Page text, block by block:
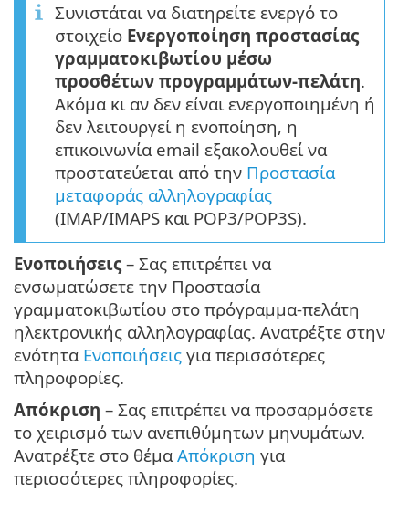
Συνιστάται να διατηρείτε ενεργό το
στοιχείο Ενεργοποίηση προστασίας
γραμματοκιβωτίου μέσω
προσθέτων προγραμμάτων-πελάτη.
Ακόμα κι αν δεν είναι ενεργοποιημένη ή
δεν λειτουργεί η ενοποίηση, η
επικοινωνία email εξακολουθεί να
προστατεύεται από την Προστασία
μεταφοράς αλληλογραφίας
(IMAP/IMAPS και POP3/POP3S).
Ενοποιήσεις – Σας επιτρέπει να
ενσωματώσετε την Προστασία
γραμματοκιβωτίου στο πρόγραμμα-πελάτη
ηλεκτρονικής αλληλογραφίας. Ανατρέξτε στην
ενότητα Ενοποιήσεις για περισσότερες
πληροφορίες.
Απόκριση – Σας επιτρέπει να προσαρμόσετε
το χειρισμό των ανεπιθύμητων μηνυμάτων.
Ανατρέξτε στο θέμαΑπόκριση για
περισσότερες πληροφορίες.